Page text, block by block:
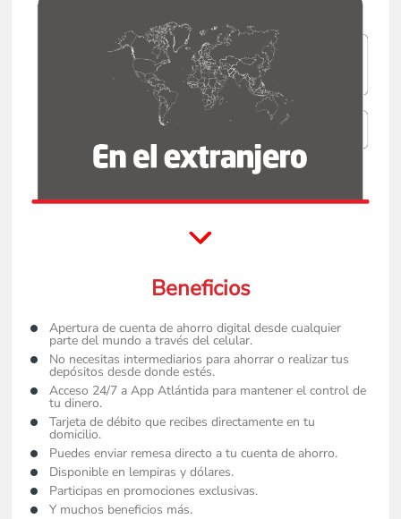
Beneficios
Apertura de cuenta de ahorro digital desde cualquier
parte del mundo a través del celular.
No necesitas intermediarios para ahorrar o realizar tus
depósitos desde donde estés.
Acceso 24/7 a App Atlántida para mantener el control de
tu dinero.
Tarjeta de débito que recibes directamente en tu
domicilio.
Puedes enviar remesa directo a tu cuenta de ahorro.
Disponible en lempiras y dólares.
Participas en promociones exclusivas.
Y muchos beneficios más.